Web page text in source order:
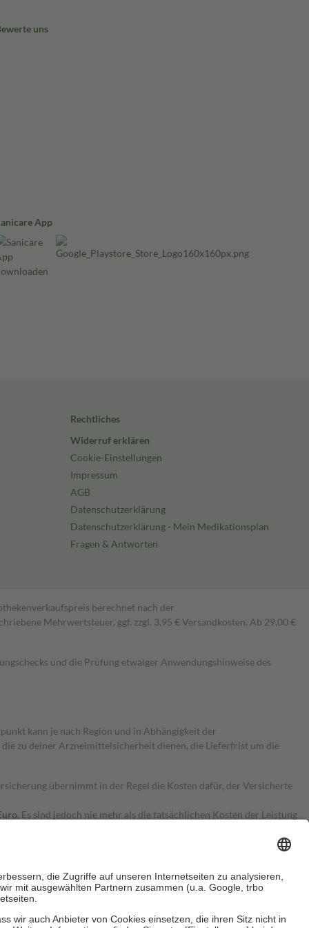
uns
App
Rechtliches
Widerruf erklären
Cookie-Einstellungen
Impressum
AGB
Datenschutzerklärung
Datenschutzerklärung - Mein Medikationsplan
Fragen & Antworten
berechnet nach der
Mehrwertsteuer, ggf. zzgl. 3,95 € Versandkosten. Ab 29,00 €
und die Prüfung etwaiger Anwendungshinweise des
kann je nach Region und in Abhängigkeit der
zu deiner Arzneimittelsicherheit dienen, die Lieferfrist um die
übernimmt in der Regel die Kosten dafür, der Versicherte
Es sind jedoch nie mehr als die tatsächlichen Kosten der Leistung
Zuzahlungen an bei: